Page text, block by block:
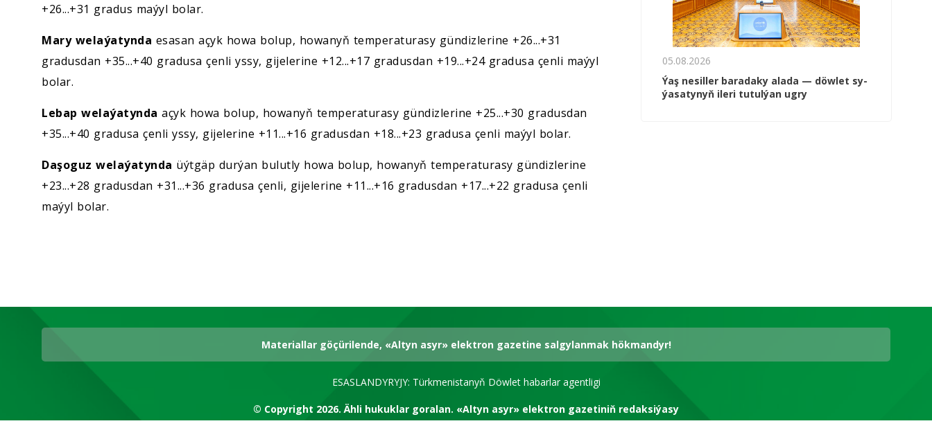
+26...+31 gradus maýyl bolar.
Mary welaýatynda esasan açyk howa bolup, howanyň temperaturasy gündizlerine +26...+31
gradusdan +35...+40 gradusa çenli yssy, gijelerine +12...+17 gradusdan +19...+24 gradusa çenli maýyl
bolar.
Lebap welaýatynda açyk howa bolup, howanyň temperaturasy gündizlerine +25...+30 gradusdan
+35...+40 gradusa çenli yssy, gijelerine +11...+16 gradusdan +18...+23 gradusa çenli maýyl bolar.
Daşoguz welaýatynda üýtgäp durýan bulutly howa bolup, howanyň temperaturasy gündizlerine
+23...+28 gradusdan +31...+36 gradusa çenli, gijelerine +11...+16 gradusdan +17...+22 gradusa çenli
maýyl bolar.
05.08.2026
Ýaş ne­sil­ler ba­ra­da­ky ala­da — döw­let sy­
ýa­sa­ty­nyň ile­ri tu­tul­ýan ug­ry
Materiallar göçürilende, «Altyn asyr» elektron gazetine salgylanmak hökmandyr!
ESASLANDYRYJY: Türkmenistanyň Döwlet habarlar agentligi
© Copyright 2026.Ähli hukuklar goralan. «Altyn asyr» elektron gazetiniň redaksiýasy